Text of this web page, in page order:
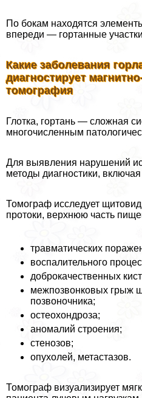
По бокам находятся
впереди — гортанные
Какие заболевания
диагностирует
томография
Глотка, гортань — сложная
многочисленным
Для выявления нарушений
методы диагностики,
Томограф исследует
протоки, верхнюю часть
травматических
воспалительного
доброкачественных
межпозвонковых грыж
позвоночника;
остеохондроза;
аномалий строения;
стенозов;
опухолей, метастазов.
Томограф визуализирует